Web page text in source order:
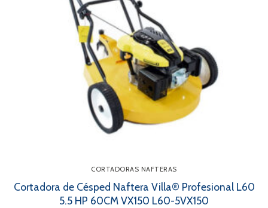
CORTADORAS NAFTERAS
Cortadora de Césped Naftera Villa® Profesional L60
5.5 HP 60CM VX150 L60-5VX150